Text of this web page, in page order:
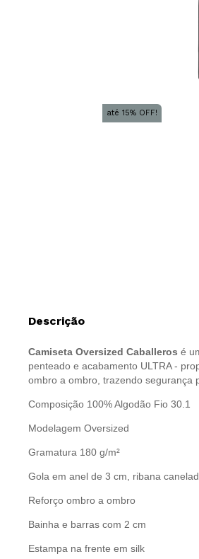
até 15% OFF!
Descrição
Camiseta Oversized Caballeros é
penteado e acabamento ULTRA -
ombro a ombro, trazendo segurança
Composição 100% Algodão Fio 30.1
Modelagem Oversized
Gramatura 180 g/m²
Gola em anel de 3 cm, ribana
Reforço ombro a ombro
Bainha e barras com 2 cm
Estampa na frente em silk